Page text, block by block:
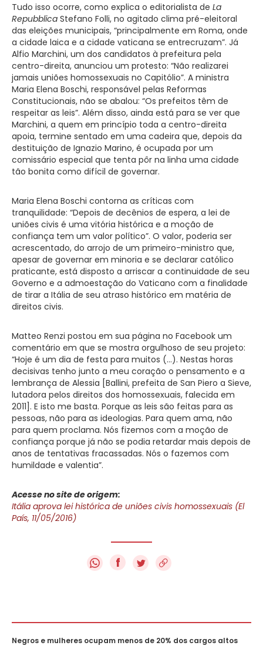
Tudo isso ocorre, como explica o editorialista de La
Repubblica Stefano Folli, no agitado clima pré-eleitoral
das eleições municipais, “principalmente em Roma, onde
a cidade laica e a cidade vaticana se entrecruzam”. Já
Alfio Marchini, um dos candidatos à prefeitura pela
centro-direita, anunciou um protesto: “Não realizarei
jamais uniões homossexuais no Capitólio”. A ministra
Maria Elena Boschi, responsável pelas Reformas
Constitucionais, não se abalou: “Os prefeitos têm de
respeitar as leis”. Além disso, ainda está para se ver que
Marchini, a quem em princípio toda a centro-direita
apoia, termine sentado em uma cadeira que, depois da
destituição de Ignazio Marino, é ocupada por um
comissário especial que tenta pôr na linha uma cidade
tão bonita como difícil de governar.
Maria Elena Boschi contorna as críticas com
tranquilidade: “Depois de decênios de espera, a lei de
uniões civis é uma vitória histórica e a moção de
confiança tem um valor político”. O valor, poderia ser
acrescentado, do arrojo de um primeiro-ministro que,
apesar de governar em minoria e se declarar católico
praticante, está disposto a arriscar a continuidade de seu
Governo e a admoestação do Vaticano com a finalidade
de tirar a Itália de seu atraso histórico em matéria de
direitos civis.
Matteo Renzi postou em sua página no Facebook um
comentário em que se mostra orgulhoso de seu projeto:
“Hoje é um dia de festa para muitos (…). Nestas horas
decisivas tenho junto a meu coração o pensamento e a
lembrança de Alessia [Ballini, prefeita de San Piero a Sieve,
lutadora pelos direitos dos homossexuais, falecida em
2011]. E isto me basta. Porque as leis são feitas para as
pessoas, não para as ideologias. Para quem ama, não
para quem proclama. Nós fizemos com a moção de
confiança porque já não se podia retardar mais depois de
anos de tentativas fracassadas. Nós o fazemos com
humildade e valentia”.
Acesse no site de origem:
Itália aprova lei histórica de uniões civis homossexuais (El
País, 11/05/2016)
f
Negros e mulheres ocupam menos de 20% dos cargos altos